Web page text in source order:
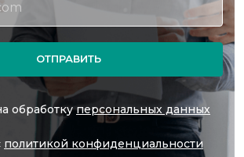
ОТПРАВИТЬ
обработкуперсональных данных
политикой конфиденциальности